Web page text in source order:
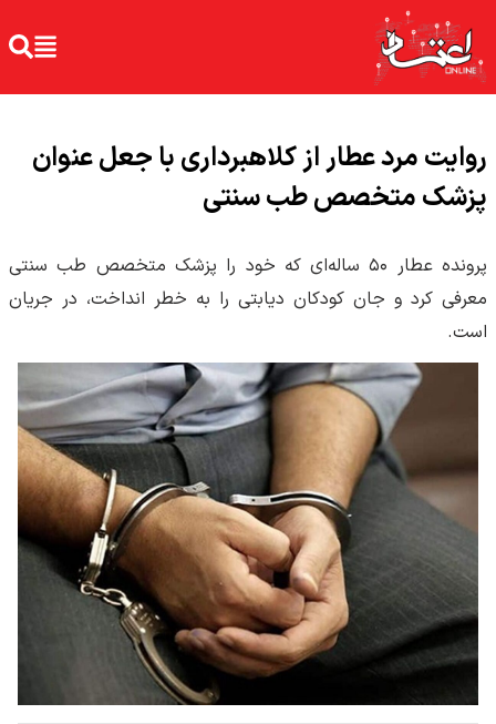
روایت مرد عطار از کلاهبرداری با جعل عنوان
پزشک متخصص طب سنتی
پرونده عطار ۵۰ ساله‌ای که خود را پزشک متخصص طب سنتی
معرفی کرد و جان کودکان دیابتی را به خطر انداخت، در جریان
است.